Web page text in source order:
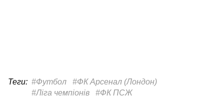
Теги: #Футбол
#ФК Арсенал (Лондон)
#Ліга чемпіонів
#ФК ПСЖ